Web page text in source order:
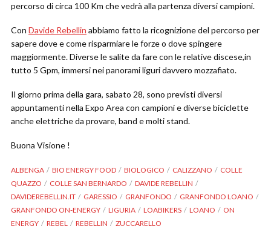
percorso di circa 100 Km che vedrà alla partenza diversi campioni.
Con Davide Rebellin abbiamo fatto la ricognizione del percorso per
sapere dove e come risparmiare le forze o dove spingere
maggiormente. Diverse le salite da fare con le relative discese,in
tutto 5 Gpm, immersi nei panorami liguri davvero mozzafiato.
Il giorno prima della gara, sabato 28, sono previsti diversi
appuntamenti nella Expo Area con campioni e diverse biciclette
anche elettriche da provare, band e molti stand.
Buona Visione !
ALBENGA BIO ENERGY FOOD BIOLOGICO CALIZZANO
COLLE
QUAZZO
COLLE SAN BERNARDO
DAVIDE REBELLIN
DAVIDEREBELLIN.IT
GARESSIO GRANFONDO
GRANFONDO LOANO
GRANFONDO ON-ENERGY
LIGURIA LOABIKERS LOANO
ON
ENERGY
REBEL REBELLIN ZUCCARELLO